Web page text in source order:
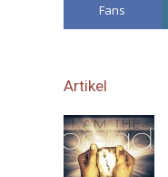
Fans
Artikel